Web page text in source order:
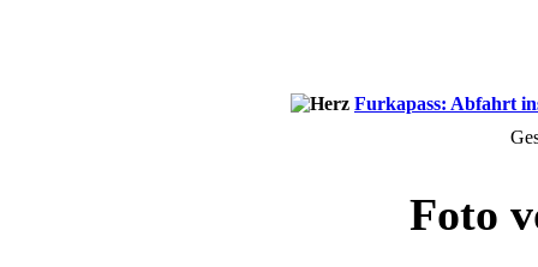
Furkapass: Abfahrt
Foto